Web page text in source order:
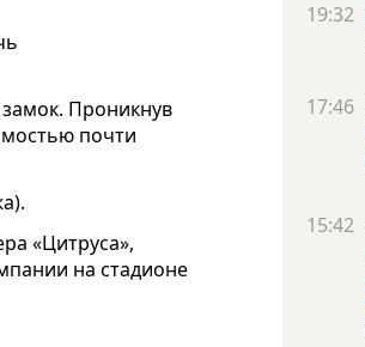
Проникнув
почти
«Цитруса»,
на стадионе
19:32
17:46
15:42